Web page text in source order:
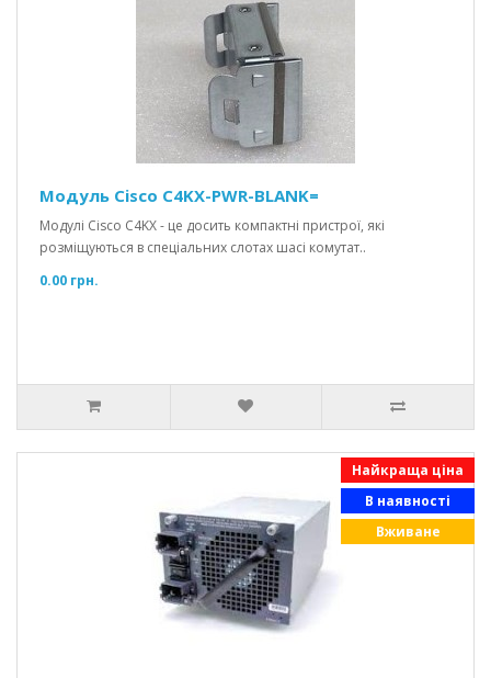
Модуль Cisco C4KX-PWR-BLANK=
Модулі Cisco C4KX - це досить компактні пристрої, які
розміщуються в спеціальних слотах шасі комутат..
0.00 грн.
Найкраща ціна
В наявності
Вживане